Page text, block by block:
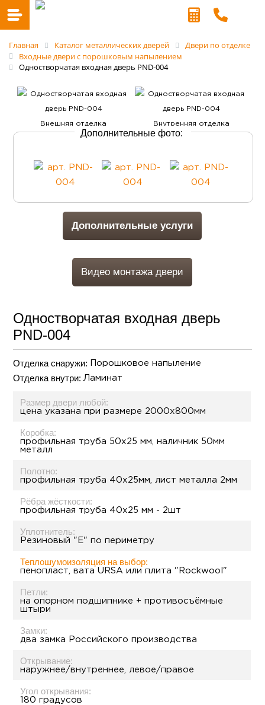
Главная Каталог металлических дверей
Двери по отделке
Входные двери с порошковым напылением
Одностворчатая входная дверь PND-004
Дополнительные фото:
Дополнительные услуги
Видео монтажа двери
Одностворчатая входная дверь
PND-004
Отделка снаружи: Порошковое напыление
Отделка внутри:Ламинат
Размер двери любой:
цена указана при размере 2000х800мм
Коробка:
профильная труба 50х25 мм, наличник 50мм
металл
Полотно:
профильная труба 40х25мм, лист металла 2мм
Рёбра жёсткости:
профильная труба 40х25 мм - 2шт
Уплотнитель:
Резиновый "Е" по периметру
Теплошумоизоляция на выбор:
пенопласт, вата URSA или плита "Rockwool"
Петли:
на опорном подшипнике + противосъёмные
штыри
Замки:
два замка Российского производства
Открывание:
наружнее/внутреннее, левое/правое
Угол открывания:
180 градусов